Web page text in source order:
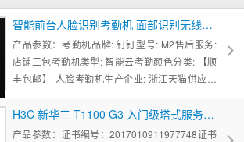
智能前台人脸识别考勤机 面部识别无线WiFi异地考勤 分店分公司管理 可挂墙 刷脸上班签到人脸打卡机
产品参数：考勤机品牌: 钉钉型号: M2售后服务:
店铺三包考勤机类型: 智能云考勤颜色分类: 【顺
丰包邮】-人脸考勤机生产企业: 浙江天猫供应链
管理有限公司上市时间: 2017-10-16考勤认证方
式: 人脸考勤功能: 异地考勤输出方式: WIFI店铺管
理方式: 单店管理 多店管理是否云考勤: 是
H3C 新华三 T1100 G3 入门级塔式服务器适用于ERP文件 财务用友金蝶软件
产品参数：证书编号：2017010911977748证书